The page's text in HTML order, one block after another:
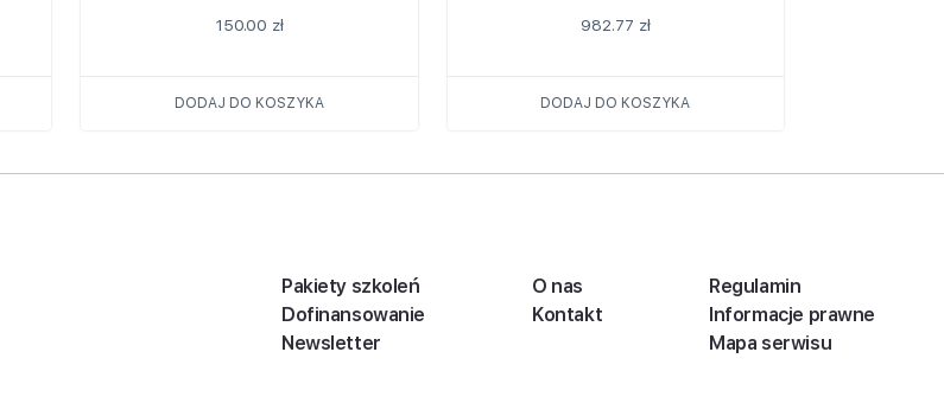
150.00 zł
DODAJ DO KOSZYKA
982.77 zł
DODAJ DO KOSZYKA
Pakiety szkoleń
Dofinansowanie
Newsletter
O nas
Kontakt
Regulamin
Informacje prawne
Mapa serwisu